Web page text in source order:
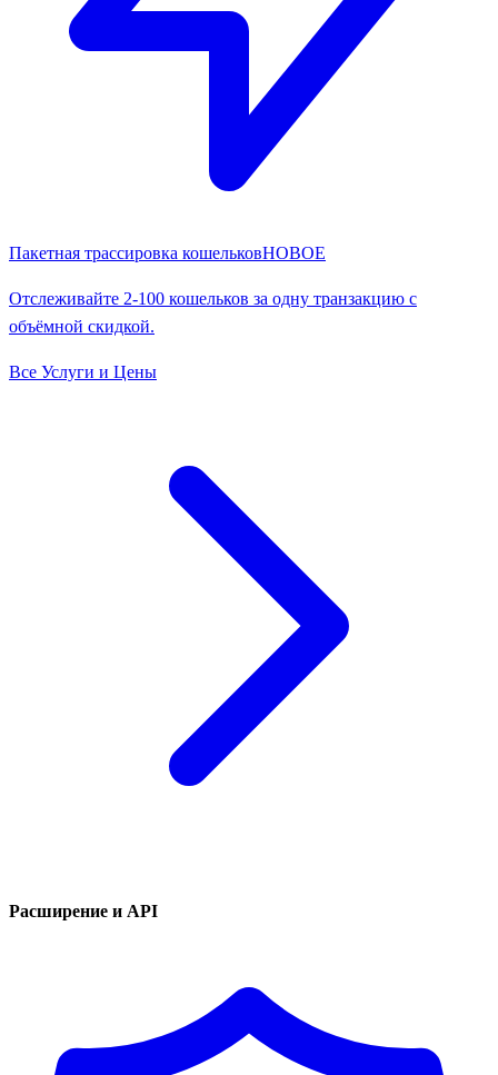
Пакетная трассировка кошельковНОВОЕ
Отслеживайте 2-100 кошельков за одну транзакцию с
объёмной скидкой.
Все Услуги и Цены
Расширение и API